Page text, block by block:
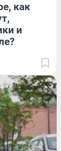
как
и